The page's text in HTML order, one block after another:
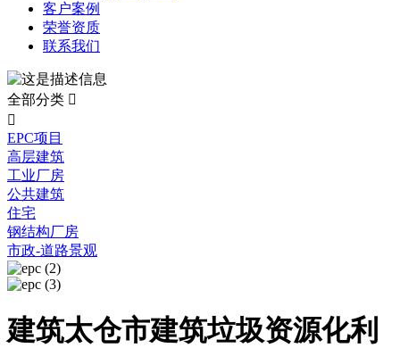
客户案例
荣誉资质
联系我们
全部分类 

EPC项目
高层建筑
工业厂房
公共建筑
住宅
钢结构厂房
市政-道路景观
建筑太仓市建筑垃圾资源化利